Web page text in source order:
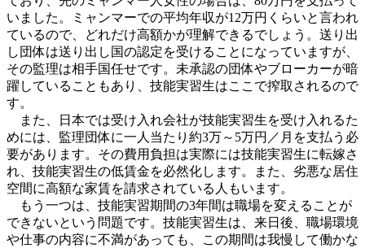
いました。ミャンマーでの平均年収が12万円くらいと言われ
ているので、どれだけ高額かが理解できるでしょう。送り出
し団体は送り出し国の認定を受けることになっていますが、
その監理は相手国任せです。未承認の団体やブローカーが暗
躍していることもあり、技能実習生はここで搾取されるので
す。
また、日本では受け入れ会社が技能実習生を受け入れるた
めには、監理団体に一人当たり約3万～5万円／月を支払う必
要があります。その費用負担は実際には技能実習生に転嫁さ
れ、技能実習生の低賃金を必然化します。また、劣悪な居住
空間に高額な家賃を請求されている人もいます。
もう一つは、技能実習期間の3年間は職場を変えることが
できないという問題です。技能実習生は、来日後、職場環境
や仕事の内容に不満があっても、この期間は我慢して働かな